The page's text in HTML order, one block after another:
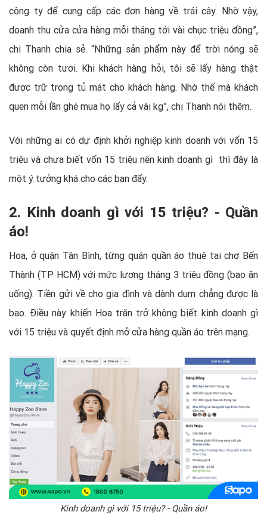
công ty để cung cấp các đơn hàng về trái cây. Nhờ vậy,
doanh thu cửa cửa hàng mỗi tháng tới vài chục triệu đồng”,
chi Thanh chia sẻ. “Những sản phẩm này để trời nóng sẽ
không còn tươi. Khi khách hàng hỏi, tôi sẽ lấy hàng thật
được trữ trong tủ mát cho khách hàng. Nhờ thế mà khách
quen mỗi lần ghé mua họ lấy cả vài kg”, chị Thanh nói thêm.
Với những ai có dự định khởi nghiệp kinh doanh với vốn 15
triệu và chưa biết vốn 15 triệu nên kinh doanh gì thì đây là
một ý tưởng khá cho các bạn đấy.
2. Kinh doanh gì với 15 triệu? - Quần
áo!
Hoa, ở quận Tân Bình, từng quán quần áo thuê tại chợ Bến
Thành (TP HCM) với mức lương tháng 3 triệu đồng (bao ăn
uống). Tiền gửi về cho gia đình và dành dụm chẳng được là
bao. Điều này khiến Hoa trăn trở không biết kinh doanh gì
với 15 triệu và quyết định mở cửa hàng quần áo trên mạng.
Kinh doanh gì với 15 triệu? - Quần áo!